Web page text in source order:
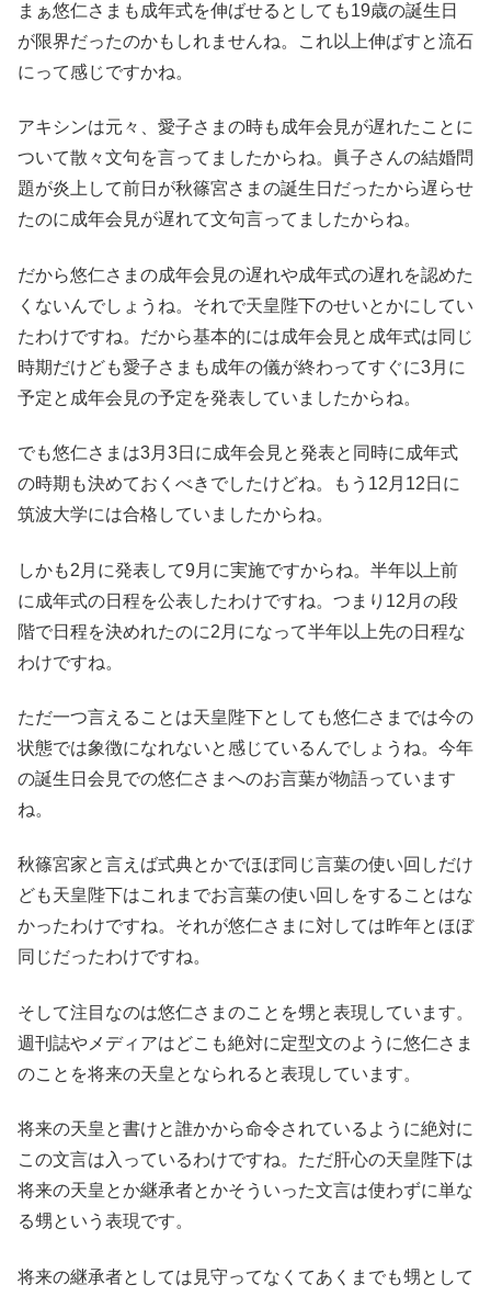
まぁ悠仁さまも成年式を伸ばせるとしても19歳の誕生日
が限界だったのかもしれませんね。これ以上伸ばすと流石
にって感じですかね。
アキシンは元々、愛子さまの時も成年会見が遅れたことに
ついて散々文句を言ってましたからね。眞子さんの結婚問
題が炎上して前日が秋篠宮さまの誕生日だったから遅らせ
たのに成年会見が遅れて文句言ってましたからね。
だから悠仁さまの成年会見の遅れや成年式の遅れを認めた
くないんでしょうね。それで天皇陛下のせいとかにしてい
たわけですね。だから基本的には成年会見と成年式は同じ
時期だけども愛子さまも成年の儀が終わってすぐに3月に
予定と成年会見の予定を発表していましたからね。
でも悠仁さまは3月3日に成年会見と発表と同時に成年式
の時期も決めておくべきでしたけどね。もう12月12日に
筑波大学には合格していましたからね。
しかも2月に発表して9月に実施ですからね。半年以上前
に成年式の日程を公表したわけですね。つまり12月の段
階で日程を決めれたのに2月になって半年以上先の日程な
わけですね。
ただ一つ言えることは天皇陛下としても悠仁さまでは今の
状態では象徴になれないと感じているんでしょうね。今年
の誕生日会見での悠仁さまへのお言葉が物語っています
ね。
秋篠宮家と言えば式典とかでほぼ同じ言葉の使い回しだけ
ども天皇陛下はこれまでお言葉の使い回しをすることはな
かったわけですね。それが悠仁さまに対しては昨年とほぼ
同じだったわけですね。
そして注目なのは悠仁さまのことを甥と表現しています。
週刊誌やメディアはどこも絶対に定型文のように悠仁さま
のことを将来の天皇となられると表現しています。
将来の天皇と書けと誰かから命令されているように絶対に
この文言は入っているわけですね。ただ肝心の天皇陛下は
将来の天皇とか継承者とかそういった文言は使わずに単な
る甥という表現です。
将来の継承者としては見守ってなくてあくまでも甥として